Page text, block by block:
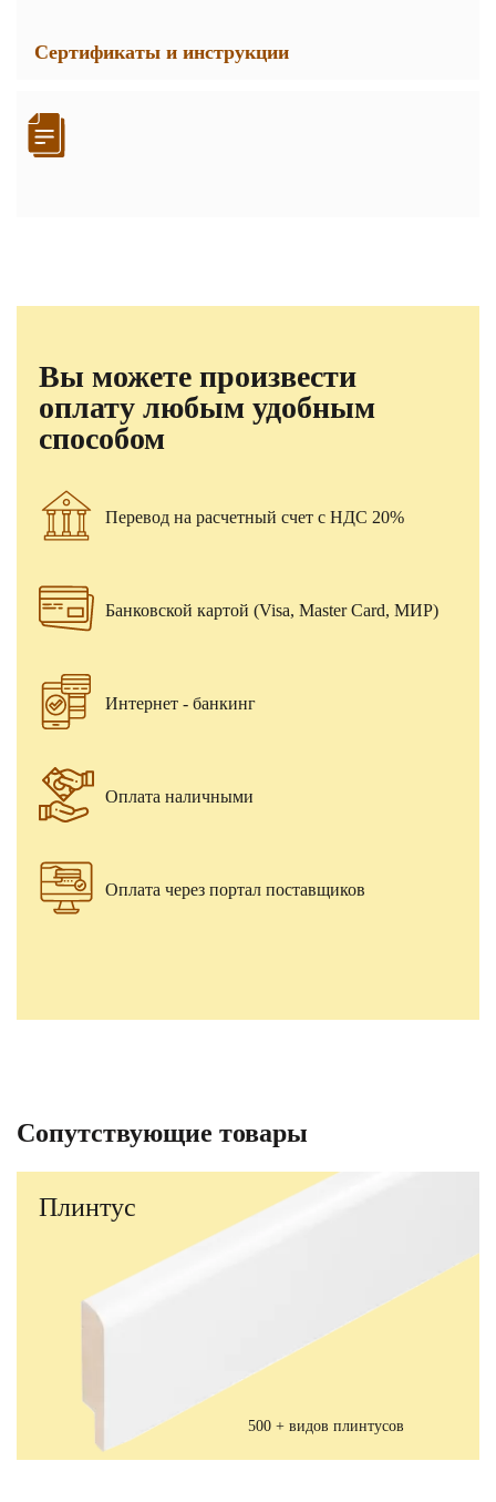
Сертификаты и инструкции
Вы можете произвести
оплату любым удобным
способом
Перевод на расчетный счет с НДС 20%
Банковской картой (Visa, Master Card, МИР)
Интернет - банкинг
Оплата наличными
Оплата через портал поставщиков
Сопутствующие товары
Плинтус
500 + видов плинтусов